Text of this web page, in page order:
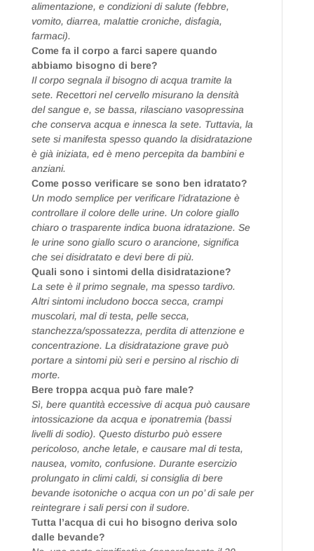
alimentazione, e condizioni di salute (febbre,
vomito, diarrea, malattie croniche, disfagia,
farmaci).
Come fa il corpo a farci sapere quando
abbiamo bisogno di bere?
Il corpo segnala il bisogno di acqua tramite la
sete. Recettori nel cervello misurano la densità
del sangue e, se bassa, rilasciano vasopressina
che conserva acqua e innesca la sete. Tuttavia, la
sete si manifesta spesso quando la disidratazione
è già iniziata, ed è meno percepita da bambini e
anziani.
Come posso verificare se sono ben idratato?
Un modo semplice per verificare l’idratazione è
controllare il colore delle urine. Un colore giallo
chiaro o trasparente indica buona idratazione. Se
le urine sono giallo scuro o arancione, significa
che sei disidratato e devi bere di più.
Quali sono i sintomi della disidratazione?
La sete è il primo segnale, ma spesso tardivo.
Altri sintomi includono bocca secca, crampi
muscolari, mal di testa, pelle secca,
stanchezza/spossatezza, perdita di attenzione e
concentrazione. La disidratazione grave può
portare a sintomi più seri e persino al rischio di
morte.
Bere troppa acqua può fare male?
Sì, bere quantità eccessive di acqua può causare
intossicazione da acqua e iponatremia (bassi
livelli di sodio). Questo disturbo può essere
pericoloso, anche letale, e causare mal di testa,
nausea, vomito, confusione. Durante esercizio
prolungato in climi caldi, si consiglia di bere
bevande isotoniche o acqua con un po’ di sale per
reintegrare i sali persi con il sudore.
Tutta l’acqua di cui ho bisogno deriva solo
dalle bevande?